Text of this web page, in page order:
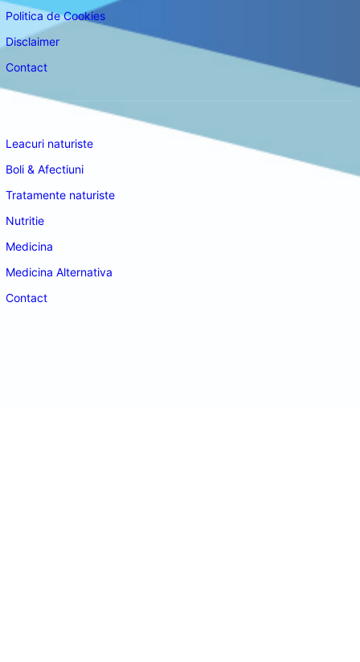
Politica de Cookies
Disclaimer
Contact
Leacuri naturiste
Boli & Afectiuni
Tratamente naturiste
Nutritie
Medicina
Medicina Alternativa
Contact